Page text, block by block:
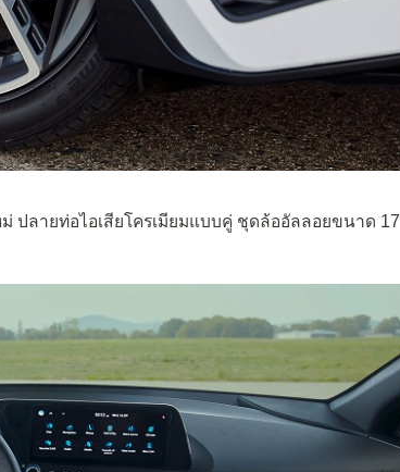
ปลายท่อไอเสียโครเมียมแบบคู่ ชุดล้ออัลลอยขนาด 17